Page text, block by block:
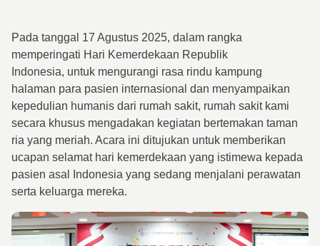
Pada tanggal 17 Agustus 2025, dalam rangka
memperingati Hari Kemerdekaan Republik
Indonesia, untuk mengurangi rasa rindu kampung
halaman para pasien internasional dan menyampaikan
kepedulian humanis dari rumah sakit, rumah sakit kami
secara khusus mengadakan kegiatan bertemakan taman
ria yang meriah. Acara ini ditujukan untuk memberikan
ucapan selamat hari kemerdekaan yang istimewa kepada
pasien asal Indonesia yang sedang menjalani perawatan
serta keluarga mereka.